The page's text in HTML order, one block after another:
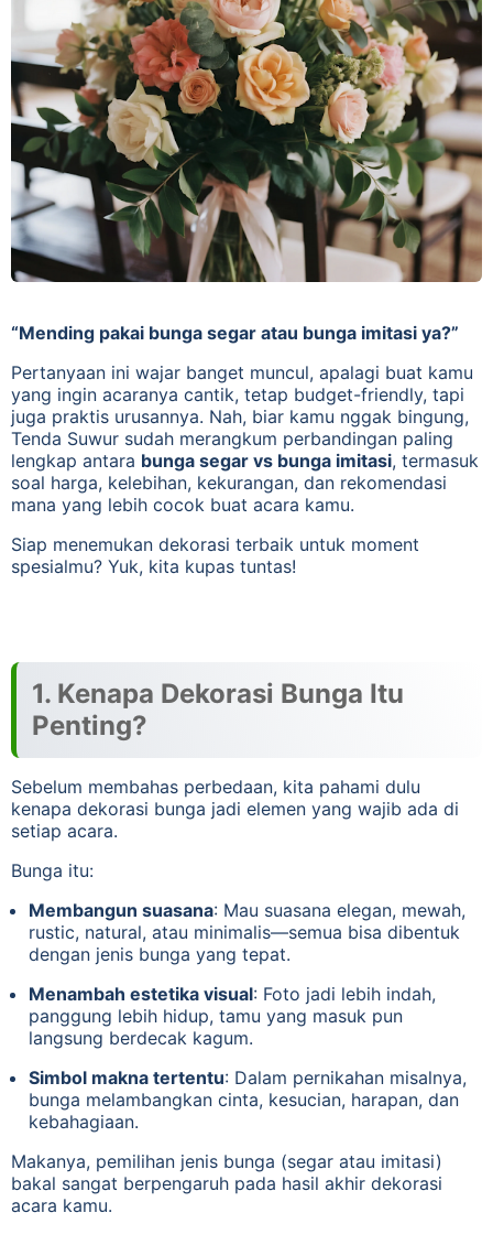
“Mending pakai bunga segar atau bunga imitasi ya?”
Pertanyaan ini wajar banget muncul, apalagi buat kamu
yang ingin acaranya cantik, tetap budget-friendly, tapi
juga praktis urusannya. Nah, biar kamu nggak bingung,
Tenda Suwur sudah merangkum perbandingan paling
lengkap antara bunga segar vs bunga imitasi, termasuk
soal harga, kelebihan, kekurangan, dan rekomendasi
mana yang lebih cocok buat acara kamu.
Siap menemukan dekorasi terbaik untuk moment
spesialmu? Yuk, kita kupas tuntas!
1. Kenapa Dekorasi Bunga Itu
Penting?
Sebelum membahas perbedaan, kita pahami dulu
kenapa dekorasi bunga jadi elemen yang wajib ada di
setiap acara.
Bunga itu:
Membangun suasana: Mau suasana elegan, mewah,
rustic, natural, atau minimalis—semua bisa dibentuk
dengan jenis bunga yang tepat.
Menambah estetika visual: Foto jadi lebih indah,
panggung lebih hidup, tamu yang masuk pun
langsung berdecak kagum.
Simbol makna tertentu: Dalam pernikahan misalnya,
bunga melambangkan cinta, kesucian, harapan, dan
kebahagiaan.
Makanya, pemilihan jenis bunga (segar atau imitasi)
bakal sangat berpengaruh pada hasil akhir dekorasi
acara kamu.